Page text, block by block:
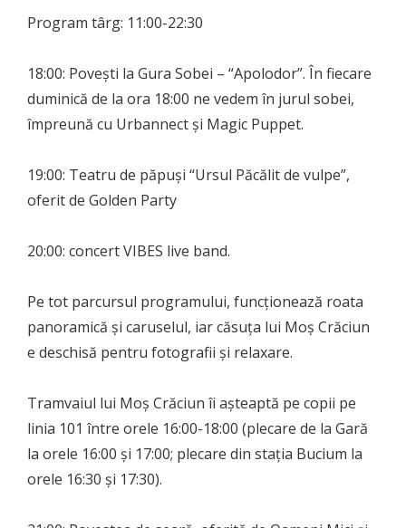
Program târg: 11:00-22:30
18:00: Povești la Gura Sobei – “Apolodor”. În fiecare
duminică de la ora 18:00 ne vedem în jurul sobei,
împreună cu Urbannect și Magic Puppet.
19:00: Teatru de păpuși “Ursul Păcălit de vulpe”,
oferit de Golden Party
20:00: concert VIBES live band.
Pe tot parcursul programului, funcționează roata
panoramică și caruselul, iar căsuța lui Moș Crăciun
e deschisă pentru fotografii și relaxare.
Tramvaiul lui Moș Crăciun îi așteaptă pe copii pe
linia 101 între orele 16:00-18:00 (plecare de la Gară
la orele 16:00 și 17:00; plecare din stația Bucium la
orele 16:30 și 17:30).